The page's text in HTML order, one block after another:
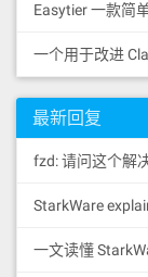
Easytier 一款简
最新回复
fzd: 请问这个解
StarkWare